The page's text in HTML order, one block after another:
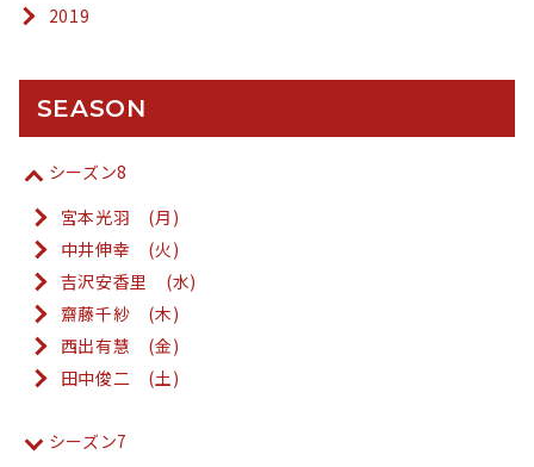
2019
SEASON
シーズン8
宮本光羽 (月)
中井伸幸 (火)
吉沢安香里 (水)
齋藤千紗 (木)
西出有慧 (金)
田中俊二 (土)
シーズン7